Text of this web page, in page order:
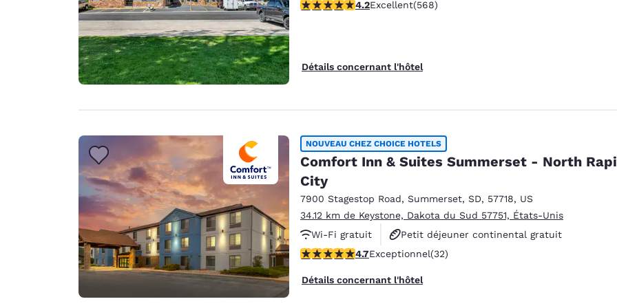
4.24 étoiles. Excellent. 568 commentaires
4.2Excellent(568)
Détails concernant l'hôtel
NOUVEAU CHEZ CHOICE HOTELS
Comfort Inn & Suites Summerset - North
City
7900 Stagestop Road, Summerset, SD, 57718, US
34.12 km de Keystone, Dakota du Sud 57751, États-Unis
Wi-Fi gratuit
Petit déjeuner continental gratuit
Petit déjeuner chaud offert
4.72 étoiles. Exceptionnel. 32 commentaires
4.7Exceptionnel(32)
Détails concernant l'hôtel